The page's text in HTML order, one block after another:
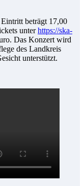
be­trägt 17,00
un­terhttps://ska-
Das Kon­zert wird
des Land­kreis
unterstützt.